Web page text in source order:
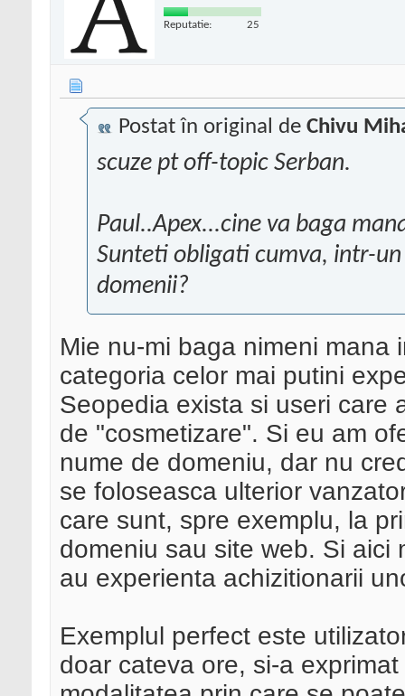
Reputatie: 25
Postat în original de Chivu
scuze pt off-topic Serban.
Paul..Apex...cine va baga
Sunteti obligati cumva, intr-
domenii?
Mie nu-mi baga nimeni mana
categoria celor mai putini
Seopedia exista si useri care
de "cosmetizare". Si eu am
nume de domeniu, dar nu
se foloseasca ulterior
care sunt, spre exemplu, la
domeniu sau site web. Si aici
au experienta achizitionarii
Exemplul perfect este
doar cateva ore, si-a